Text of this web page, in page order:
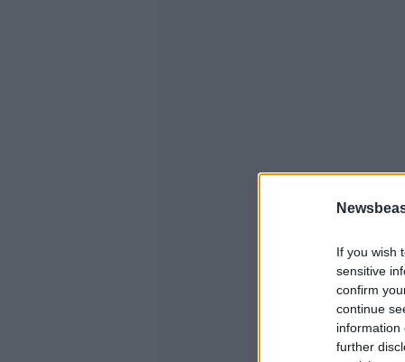
If you wish
sensitive
confirm
continue
information
further